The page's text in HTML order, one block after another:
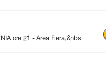
ore 21 - Area Fiera,&nbs...